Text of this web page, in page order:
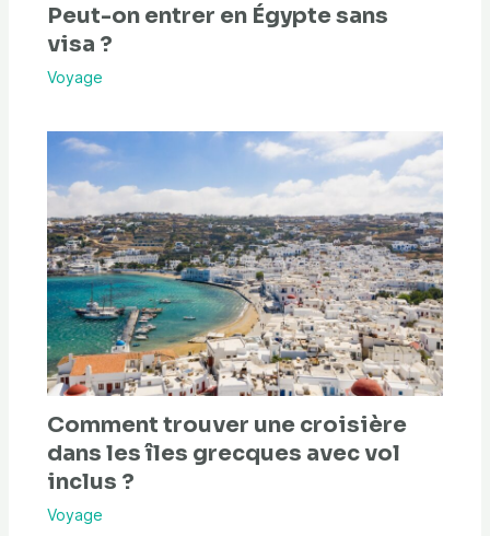
Peut-on entrer en Égypte sans
visa ?
Voyage
Comment trouver une croisière
dans les îles grecques avec vol
inclus ?
Voyage